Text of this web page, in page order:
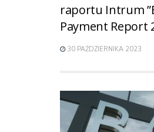
raportu Intrum
Payment Report
30 PAŹDZIERNIKA 2023